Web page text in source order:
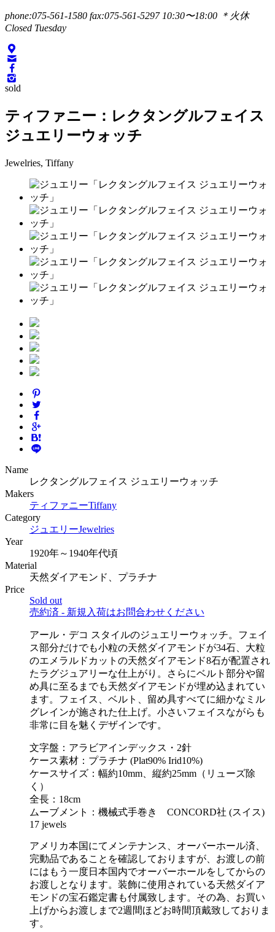
phone:075-561-1580 fax:075-561-5297 10:30〜18:00 ＊火休
Closed Tuesday
sold
ティファニー：レクタングルフェイス
ジュエリーウォッチ
Jewelries, Tiffany
Name
レクタングルフェイス ジュエリーウォッチ
Makers
ティファニーTiffany
Category
ジュエリーJewelries
Year
1920年～1940年代頃
Material
天然ダイアモンド、プラチナ
Price
Sold out
売約済 - 新規入荷はお問合わせください
アール・デコ スタイルのジュエリーウォッチ。フェイ
ス部分だけでも小粒の天然ダイアモンドが34石、大粒
のエメラルドカットの天然ダイアモンド8石が配置され
たラグジュアリーな仕上がり。さらにベルト部分や留
め具に至るまでも天然ダイアモンドが埋め込まれてい
ます。フェイス、ベルト、留め具すべてに細かなミル
グレインが施された仕上げ。小さいフェイスながらも
非常に目を魅くデザインです。
文字盤：アラビアインデックス・2針
ケース素材：プラチナ (Plat90% Irid10%)
ケースサイズ：幅約10mm、縦約25mm（リューズ除
く）
全長：18cm
ムーブメント：機械式手巻き CONCORD社 (スイス)
17 jewels
アメリカ本国にてメンテナンス、オーバーホール済、
完動品であることを確認しておりますが、お渡しの前
にはもう一度日本国内でオーバーホールをしてからの
お渡しとなります。装飾に使用されている天然ダイア
モンドの宝石鑑定書も付属致します。その為、お買い
上げからお渡しまで2週間ほどお時間頂戴致しておりま
す。